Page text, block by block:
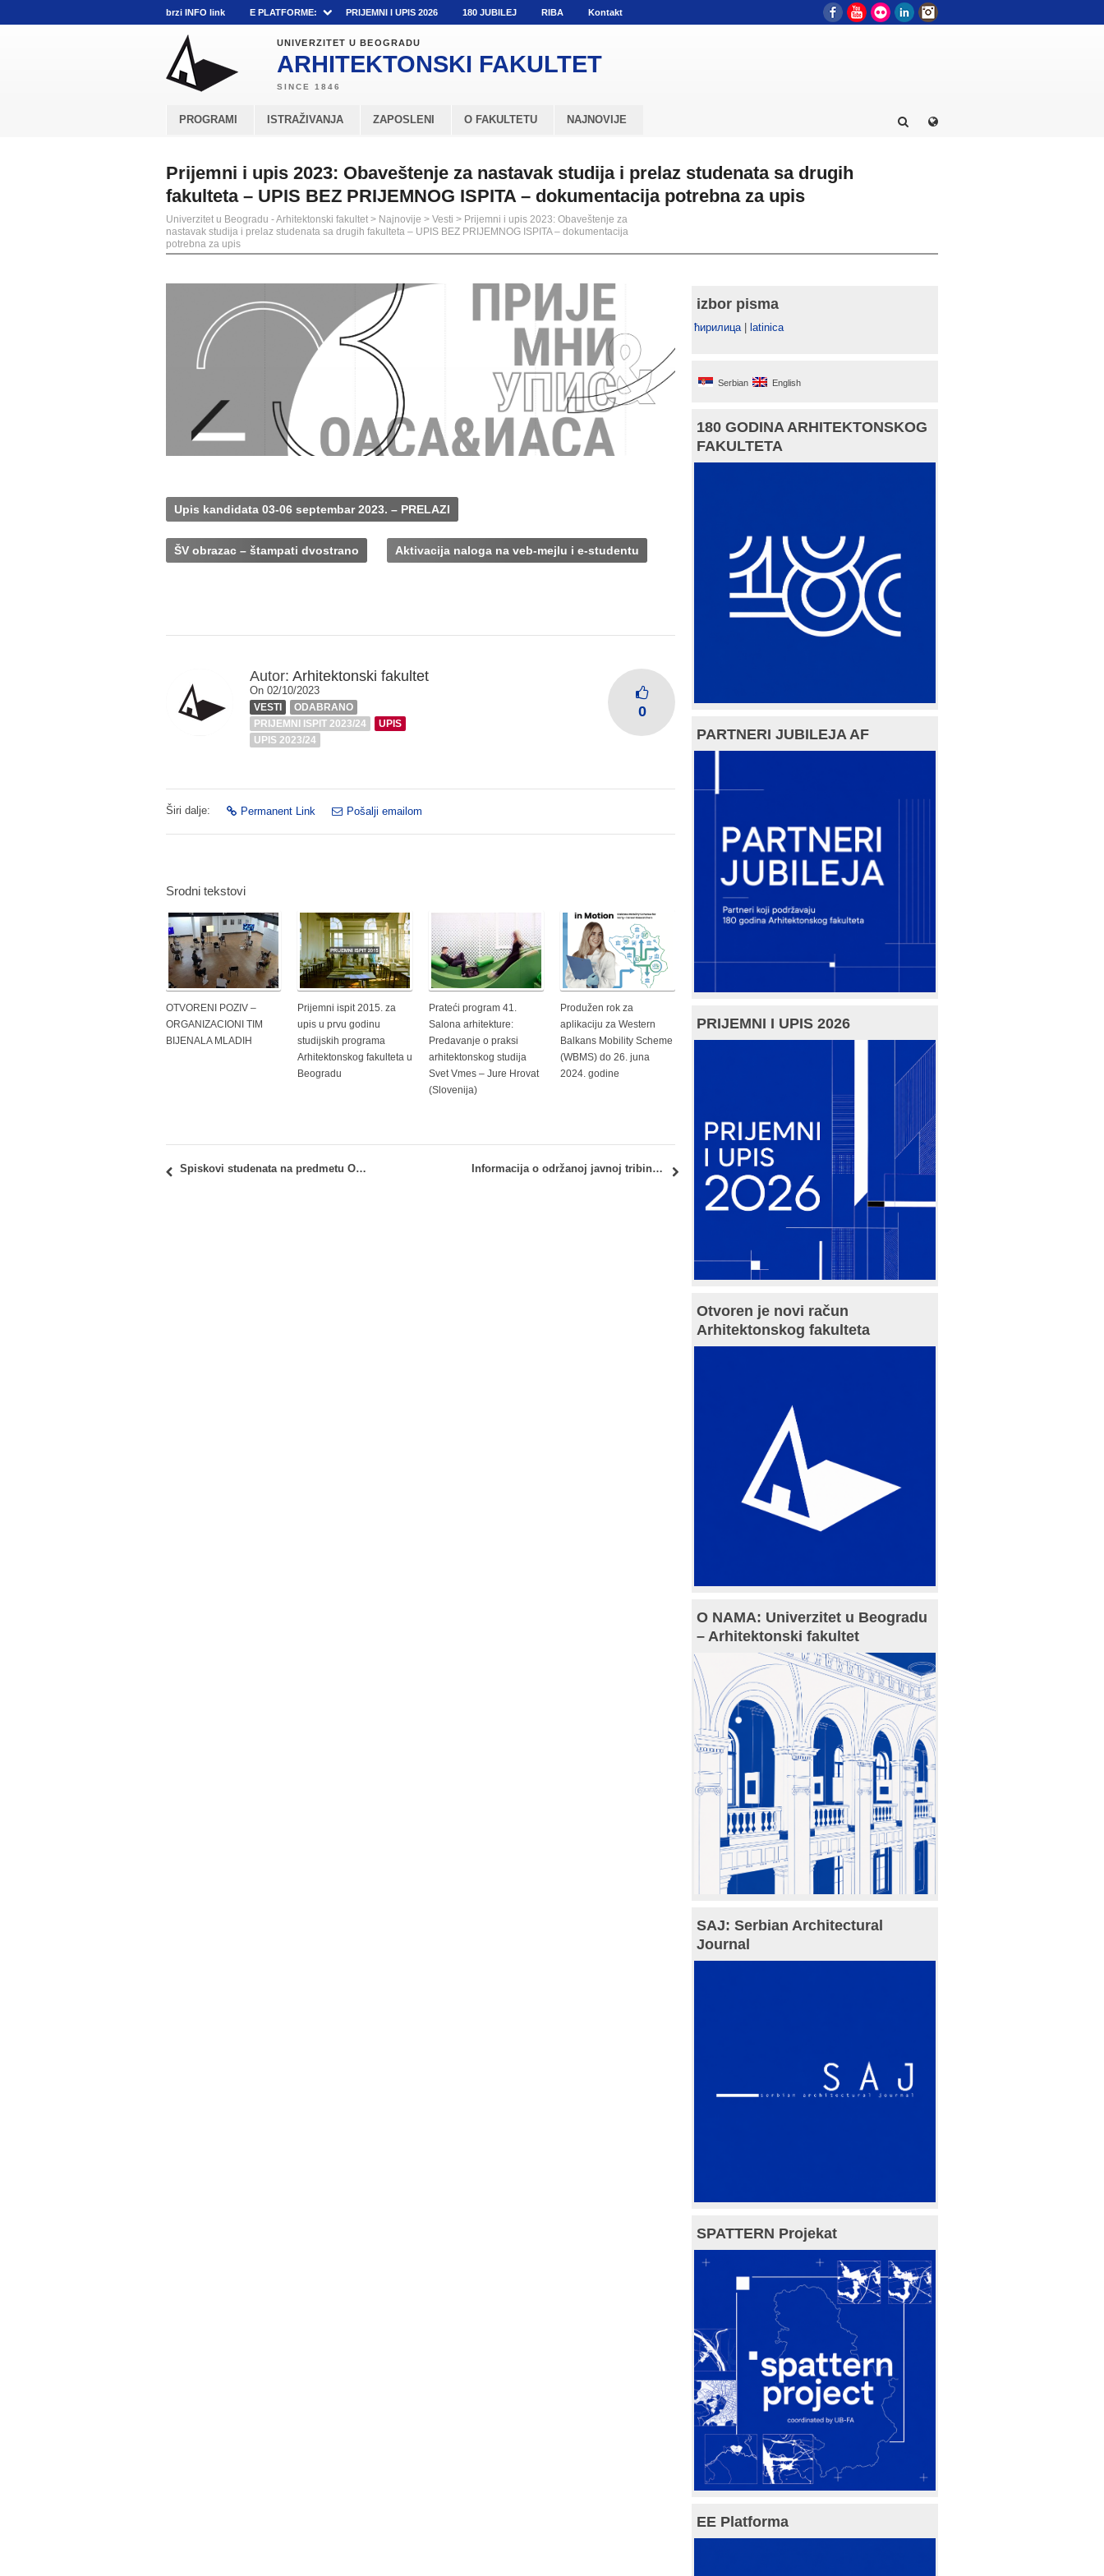
brzi INFO link E PLATFORME: PRIJEMNI I UPIS 2026 180 JUBILEJ RIBA Kontakt FacebookYouTube
Flickr LinkedIn
UNIVERZITET U BEOGRADU
ARHITEKTONSKI FAKULTET
PROGRAMI ISTRAŽIVANJA ZAPOSLENI O FAKULTETU NAJNOVIJE
Prijemni i upis 2023: Obaveštenje za nastavak studija i prelaz studenata sa drugih
fakulteta – UPIS BEZ PRIJEMNOG ISPITA – dokumentacija potrebna za upis
Univerzitet u Beogradu - Arhitektonski fakultet > Najnovije > Vesti > Prijemni i upis 2023: Obaveštenje za
nastavak studija i prelaz studenata sa drugih fakulteta – UPIS BEZ PRIJEMNOG ISPITA – dokumentacija
potrebna za upis
Upis kandidata 03-06 septembar 2023. – PRELAZI
ŠV obrazac – štampati dvostrano Aktivacija naloga na veb-mejlu i e-studentu
Autor: Arhitektonski fakultet
On 02/10/2023
VESTI
ODABRANO
PRIJEMNI ISPIT 2023/24
UPIS
UPIS 2023/24
0
Širi dalje: Permanent Link Pošalji emailom
Srodni tekstovi
OTVORENI POZIV –
ORGANIZACIONI TIM
BIJENALA MLADIH
Prijemni ispit 2015. za
upis u prvu godinu
studijskih programa
Arhitektonskog fakulteta u
Beogradu
Prateći program 41.
Salona arhitekture:
Predavanje o praksi
arhitektonskog studija
Svet Vmes – Jure Hrovat
(Slovenija)
Produžen rok za
aplikaciju za Western
Balkans Mobility Scheme
(WBMS) do 26. juna
2024. godine
Spiskovi studenata na predmetu OA111 – Arhitektonsko projektovanje Informacija o održanoj javnoj tribini: Testiranje instrumenata integralnog teritorijalnog razvoja u Srbiji – strategije i projekti
izbor pisma
ћирилица| latinica
Serbian English
180 GODINA ARHITEKTONSKOG
FAKULTETA
PARTNERI JUBILEJA AF
PRIJEMNI I UPIS 2026
Otvoren je novi račun
Arhitektonskog fakulteta
O NAMA: Univerzitet u Beogradu
– Arhitektonski fakultet
SAJ: Serbian Architectural
Journal
SPATTERN Projekat
EE Platforma